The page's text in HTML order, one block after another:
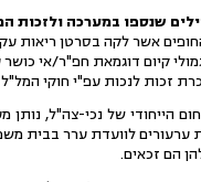
שנספו במערכה ולזכות
אשר לקה בסרטן ריאות
קיום דוגמאת חפ"ר/אי כושר
זכות לנכות עפ"י חוקי
הייחודי של נכי-צה"ל,
ערעורים לוועדת ערר בבית
הם זכאים.